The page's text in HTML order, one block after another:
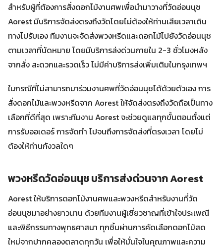
สำหรับผู้ที่ต้องการสั่งดอกไม้งานศพเพื่อนำมาวางที่วัดอ่อนนุช
Aorest มีบริการจัดส่งตรงถึงวัดโดยไม่ต้องให้ท่านเสียเวลาเดิน
ทางไปรับเอง ทีมงานจะจัดส่งพวงหรีดและดอกไม้ไปยังวัดอ่อนนุช
ตามเวลาที่นัดหมาย โดยมีบริการส่งด่วนภายใน 2-3 ชั่วโมงหลัง
จากสั่ง สะดวกและรวดเร็ว ไม่มีค่าบริการส่งเพิ่มเติมในกรุงเทพฯ
ในกรณีที่ไม่สามารถมาร่วมงานศพที่วัดอ่อนนุชได้ด้วยตัวเอง การ
สั่งดอกไม้และพวงหรีดจาก Aorest ให้จัดส่งตรงถึงวัดถือเป็นทาง
เลือกที่ดีที่สุด เพราะทีมงาน Aorest จะช่วยดูแลทุกขั้นตอนตั้งแต่
การรับออเดอร์ การจัดทำ ไปจนถึงการจัดส่งที่ตรงเวลา โดยไม่
ต้องให้ท่านกังวลใดๆ
พวงหรีดวัดอ่อนนุช บริการส่งด่วนจาก Aorest
Aorest ให้บริการดอกไม้งานศพและพวงหรีดสำหรับงานที่วัด
อ่อนนุชมาอย่างยาวนาน ด้วยทีมงานผู้เชี่ยวชาญที่เข้าใจประเพณี
และพิธีกรรมทางพุทธศาสนา ทุกชิ้นผ่านการคัดเลือกดอกไม้สด
ใหม่จากปากคลองตลาดทุกวัน เพื่อให้มั่นใจในคุณภาพและความ